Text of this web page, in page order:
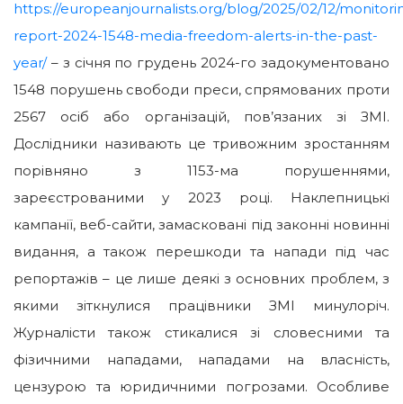
https://europeanjournalists.org/blog/2025/02/12/
report-2024-1548-media-freedom-alerts-in-the-past-
year/– з січня по грудень 2024-го задокументовано
1548 порушень свободи преси, спрямованих проти
2567 осіб або організацій, пов’язаних зі ЗМІ.
Дослідники називають це тривожним зростанням
порівняно з 1153-ма порушеннями,
зареєстрованими у 2023 році. Наклепницькі
кампанії, веб-сайти, замасковані під законні новинні
видання, а також перешкоди та напади під час
репортажів – це лише деякі з основних проблем, з
якими зіткнулися працівники ЗМІ минулоріч.
Журналісти також стикалися зі словесними та
фізичними нападами, нападами на власність,
цензурою та юридичними погрозами. Особливе